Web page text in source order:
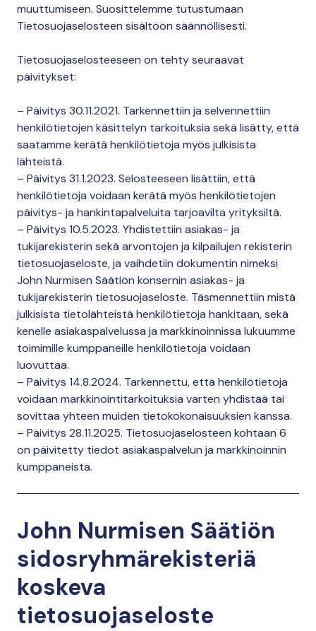
muuttumiseen. Suosittelemme tutustumaan
Tietosuojaselosteen sisältöön säännöllisesti.
Tietosuojaselosteeseen on tehty seuraavat
päivitykset:
– Päivitys 30.11.2021. Tarkennettiin ja selvennettiin
henkilötietojen käsittelyn tarkoituksia sekä lisätty, että
saatamme kerätä henkilötietoja myös julkisista
lähteistä.
– Päivitys 31.1.2023. Selosteeseen lisättiin, että
henkilötietoja voidaan kerätä myös henkilötietojen
päivitys- ja hankintapalveluita tarjoavilta yrityksiltä.
– Päivitys 10.5.2023. Yhdistettiin asiakas- ja
tukijarekisterin sekä arvontojen ja kilpailujen rekisterin
tietosuojaseloste, ja vaihdetiin dokumentin nimeksi
John Nurmisen Säätiön konsernin asiakas- ja
tukijarekisterin tietosuojaseloste. Täsmennettiin mistä
julkisista tietolähteistä henkilötietoja hankitaan, sekä
kenelle asiakaspalvelussa ja markkinoinnissa lukuumme
toimimille kumppaneille henkilötietoja voidaan
luovuttaa.
– Päivitys 14.8.2024. Tarkennettu, että henkilötietoja
voidaan markkinointitarkoituksia varten yhdistää tai
sovittaa yhteen muiden tietokokonaisuuksien kanssa.
– Päivitys 28.11.2025. Tietosuojaselosteen kohtaan 6
on päivitetty tiedot asiakaspalvelun ja markkinoinnin
kumppaneista.
John Nurmisen Säätiön
sidosryhmärekisteriä
koskeva
tietosuojaseloste